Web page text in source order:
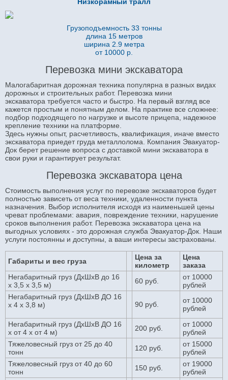
Грузоподъемность 33 тонны
длина 15 метров
ширина 2.9 метра
от 10000 р.
Перевозка мини экскаватора
Малогабаритная дорожная техника популярна в разных видах
дорожных и строительных работ. Перевозка мини
экскаватора требуется часто и быстро. На первый взгляд все
кажется простым и понятным делом. На практике все сложнее:
подбор подходящего по нагрузке и высоте прицепа, надежное
крепление техники на платформе.
Здесь нужны опыт, расчетливость, квалификация, иначе вместо
экскаватора приедет груда металлолома. Компания Эвакуатор-
Док берет решение вопроса с доставкой мини экскаватора в
свои руки и гарантирует результат.
Перевозка экскаватора цена
Стоимость выполнения услуг по перевозке экскаваторов будет
полностью зависеть от веса техники, удаленности пункта
назначения. Выбор исполнителя исходя из наименьшей цены
чреват проблемами: авария, повреждение техники, нарушение
сроков выполнения работ. Перевозка экскаватора цена на
выгодных условиях - это дорожная служба Эвакуатор-Док. Наши
услуги постоянны и доступны, а ваши интересы застрахованы.
Габариты и вес груза
Цена за
километр
Цена
заказа
Негабаритный груз (ДхШхВ до 16
х 3,5 х 3,5 м)
60 руб.
от 10000
рублей
Негабаритный груз (ДхШхВ ДО 16
х 4 х 3,8 м)
90 руб.
от 10000
рублей
Негабаритный груз (ДхШхВ ДО 16
х от 4 х от 4 м)
200 руб.
от 10000
рублей
Тяжеловесный груз от 25 до 40
тонн
120 руб.
от 15000
рублей
Тяжеловесный груз от 40 до 60
тонн
150 руб.
от 19000
рублей